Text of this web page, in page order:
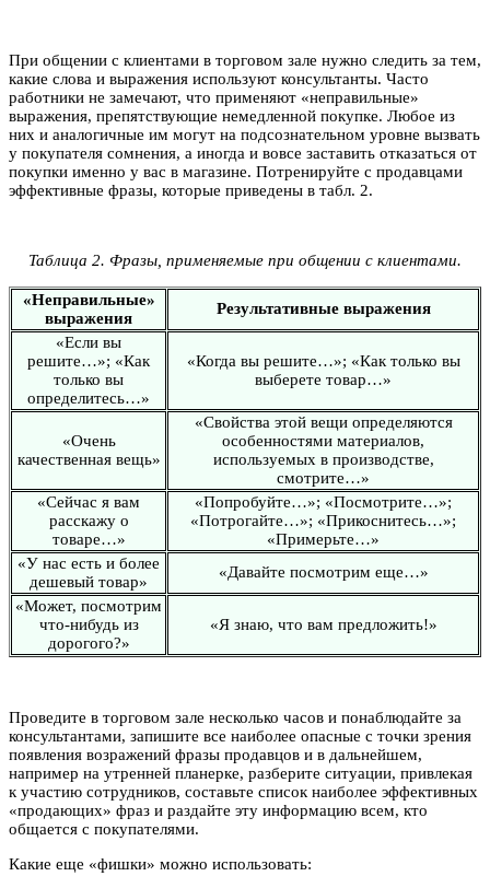
При общении с клиентами в торговом зале нужно следить за тем,
какие слова и выражения используют консультанты. Часто
работники не замечают, что применяют «неправильные»
выражения, препятствующие немедленной покупке. Любое из
них и аналогичные им могут на подсознательном уровне вызвать
у покупателя сомнения, а иногда и вовсе заставить отказаться от
покупки именно у вас в магазине. Потренируйте с продавцами
эффективные фразы, которые приведены в табл. 2.
Таблица 2. Фразы, применяемые при общении с клиентами.
«Неправильные»
выражения
Результативные выражения
«Если вы
решите…»; «Как
только вы
определитесь…»
«Когда вы решите…»; «Как только вы
выберете товар…»
«Очень
качественная вещь»
«Свойства этой вещи определяются
особенностями материалов,
используемых в производстве,
смотрите…»
«Сейчас я вам
расскажу о
товаре…»
«Попробуйте…»; «Посмотрите…»;
«Потрогайте…»; «Прикоснитесь…»;
«Примерьте…»
«У нас есть и более
дешевый товар»
«Давайте посмотрим еще…»
«Может, посмотрим
что-нибудь из
дорогого?»
«Я знаю, что вам предложить!»
Проведите в торговом зале несколько часов и понаблюдайте за
консультантами, запишите все наиболее опасные с точки зрения
появления возражений фразы продавцов и в дальнейшем,
например на утренней планерке, разберите ситуации, привлекая
к участию сотрудников, составьте список наиболее эффективных
«продающих» фраз и раздайте эту информацию всем, кто
общается с покупателями.
Какие еще «фишки» можно использовать: